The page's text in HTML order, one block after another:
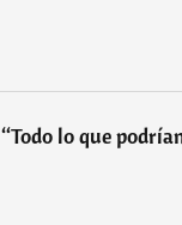
“Todo lo que